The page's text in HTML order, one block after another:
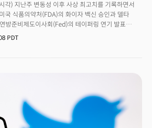
보여주고 있으나, 연준이 비둘기파적인 통화
니다”라고 해석했다. 그러면서 “잭슨홀 미팅이
도 중대 발표가 있을 것이라는 기대감을 줄어들게
였다.
각) 지난주 변동성 이후 사상 최고치를 기록하면서
국 식품의약처(FDA)의 화이자 백신 승인과 델타
방준비제도이사회(Fed)의 테이퍼링 연기 발표
작용했다. 비트코인 가격도 오름세를 보이면서 5만
하면서 장을 마감했다.델타 변이 바이러스가 시장에
27일 연준의 잭슨홀 미팅에서 변이 확산에 따른
이 제기되면서 시장에 긍정적인 영향을 미쳤다.에너지
다. 국제유가가 대폭 반등하면서 셰브론(디커: CVX)이
PDT